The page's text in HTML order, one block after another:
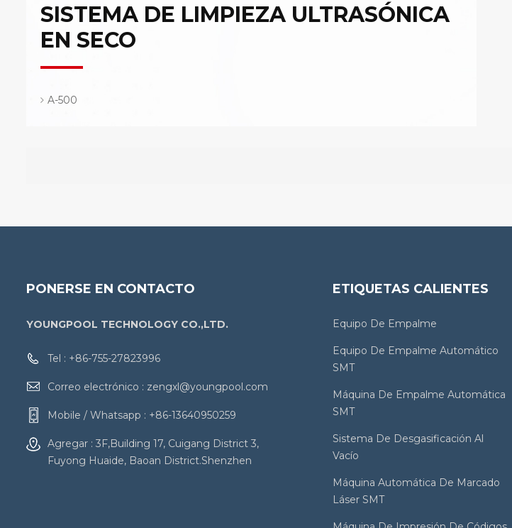
SISTEMA DE LIMPIEZA ULTRASÓNICA
EN SECO
A-500
PONERSE EN CONTACTO
YOUNGPOOL TECHNOLOGY CO.,LTD.
Tel : +86-755-27823996
Correo electrónico : zengxl@youngpool.com
Mobile / Whatsapp : +86-13640950259
Agregar : 3F,Building 17, Cuigang District 3,
Fuyong Huaide, Baoan District.Shenzhen
ETIQUETAS CALIENTES
Equipo De Empalme
Equipo De Empalme Automático
SMT
Máquina De Empalme Automática
SMT
Sistema De Desgasificación Al
Vacío
Máquina Automática De Marcado
Láser SMT